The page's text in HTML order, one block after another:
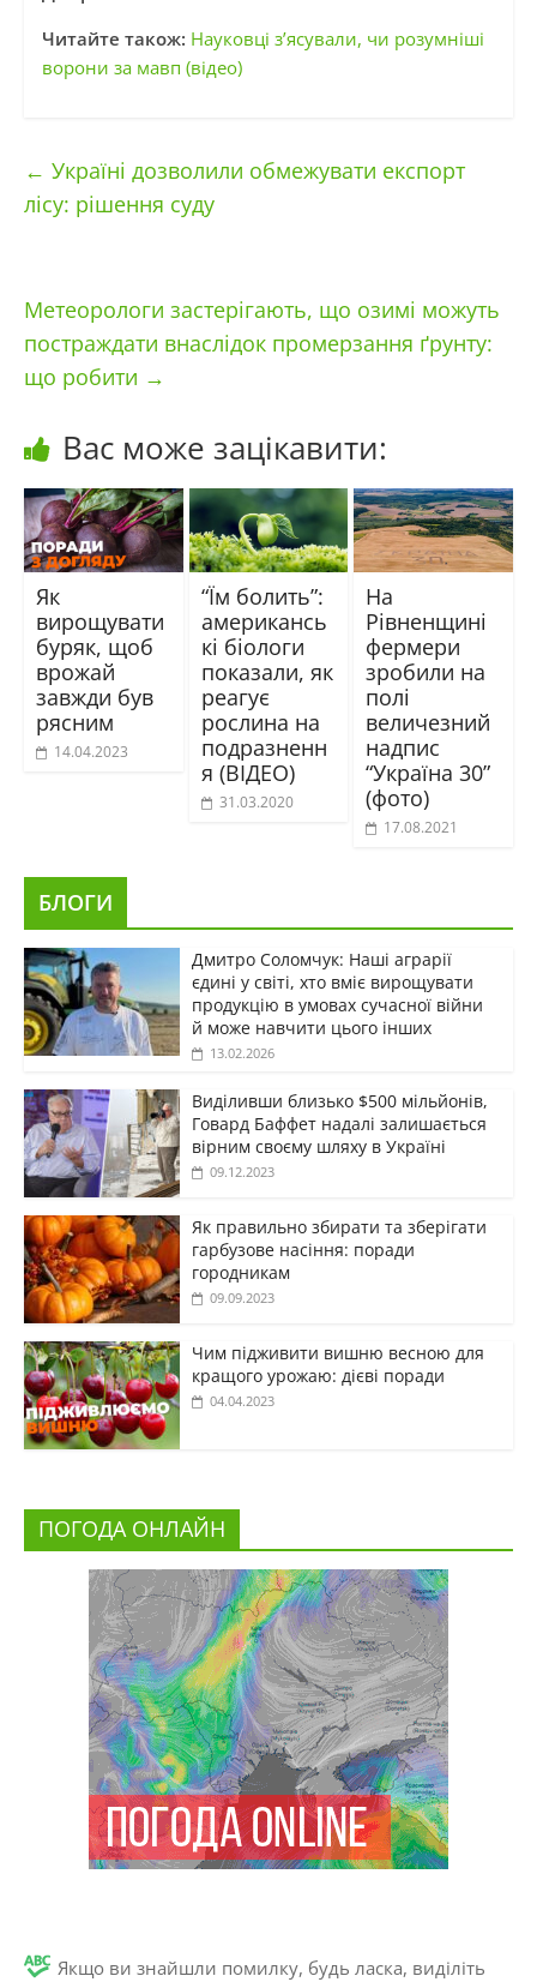
Читайте також: Науковці з’ясували, чи розумніші
ворони за мавп (відео)
← Україні дозволили обмежувати експорт
лісу: рішення суду
Метеорологи застерігають, що озимі можуть
постраждати внаслідок промерзання ґрунту:
що робити →
Вас може зацікавити:
Як
вирощувати
буряк, щоб
врожай
завжди був
рясним
14.04.2023
“Їм болить”:
американсь
кі біологи
показали, як
реагує
рослина на
подразненн
я (ВІДЕО)
31.03.2020
На
Рівненщині
фермери
зробили на
полі
величезний
надпис
“Україна 30”
(фото)
17.08.2021
БЛОГИ
Дмитро Соломчук: Наші аграрії
єдині у світі, хто вміє вирощувати
продукцію в умовах сучасної війни
й може навчити цього інших
13.02.2026
Виділивши близько $500 мільйонів,
Говард Баффет надалі залишається
вірним своєму шляху в Україні
09.12.2023
Як правильно збирати та зберігати
гарбузове насіння: поради
городникам
09.09.2023
Чим підживити вишню весною для
кращого урожаю: дієві поради
04.04.2023
ПОГОДА ОНЛАЙН
Якщо ви знайшли помилку, будь ласка, виділіть